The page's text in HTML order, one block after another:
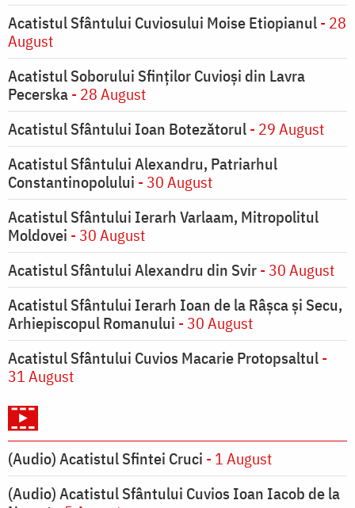
Acatistul Sfântului Cuviosului Moise Etiopianul- 28
August
Acatistul Soborului Sfinților Cuvioși din Lavra
Pecerska- 28 August
Acatistul Sfântului Ioan Botezătorul- 29 August
Acatistul Sfântului Alexandru, Patriarhul
Constantinopolului - 30 August
Acatistul Sfântului Ierarh Varlaam, Mitropolitul
Moldovei - 30 August
Acatistul Sfântului Alexandru din Svir- 30 August
Acatistul Sfântului Ierarh Ioan de la Râşca şi Secu,
Arhiepiscopul Romanului - 30 August
Acatistul Sfântului Cuvios Macarie Protopsaltul-
31 August
(Audio) Acatistul Sfintei Cruci - 1 August
(Audio) Acatistul Sfântului Cuvios Ioan Iacob de la